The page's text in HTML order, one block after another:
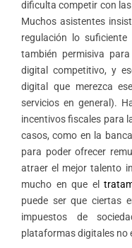
dificulta competir con
Muchos asistentes
regulación lo
también permisiva
digital competitivo, y
digital que merezca
servicios en general).
incentivos fiscales para
casos, como en la
para poder ofrecer
atraer el mejor talento
mucho en que el
puede ser que ciertas
impuestos de
plataformas digitales no